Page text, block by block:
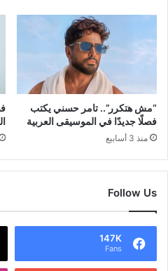
“مش هتكرر”.. تامر حسني يكتب
فصلًا جديدًا في الموسيقى العربية
منذ 3 أسابيع
Follow Us
147K
Fans